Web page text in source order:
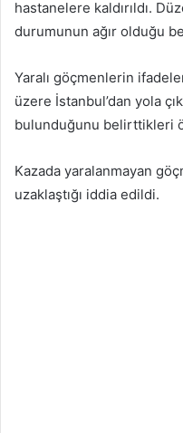
hastanelere kaldırıldı.
durumunun ağır olduğu
Yaralı göçmenlerin
üzere İstanbul’dan yola
bulunduğunu belirttikleri
Kazada yaralanmayan
uzaklaştığı iddia edildi.